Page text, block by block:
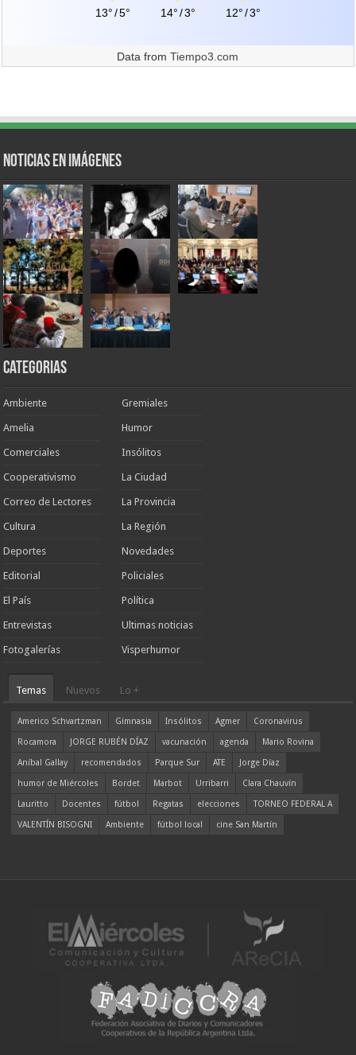
13°/5° 14°/3° 12°/3°
Data fromTiempo3.com
Noticias en Imágenes
Categorias
Ambiente
Amelia
Comerciales
Cooperativismo
Correo de Lectores
Cultura
Deportes
Editorial
El País
Entrevistas
Fotogalerías
Gremiales
Humor
Insólitos
La Ciudad
La Provincia
La Región
Novedades
Policiales
Política
Ultimas noticias
Visperhumor
Temas Nuevos Lo +
Americo Schvartzman Gimnasia Insólitos Agmer
Coronavirus
Rocamora
JORGE RUBÉN DÍAZ vacunación agenda
Mario Rovina
Aníbal Gallay
recomendados Parque Sur ATE
Jorge Díaz
humor de Miércoles
Bordet Marbot Urribarri
Clara Chauvín
Lauritto
Docentes fútbol Regatas elecciones
TORNEO FEDERAL A
VALENTÍN BISOGNI
Ambiente fútbol local cine San Martín